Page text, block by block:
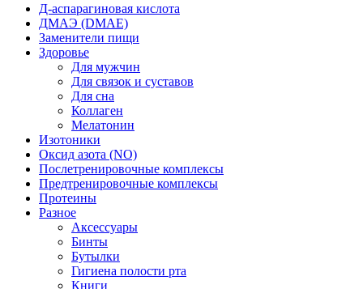
Д-аспарагиновая кислота
ДМАЭ (DMAE)
Заменители пищи
Здоровье
Для мужчин
Для связок и суставов
Для сна
Коллаген
Мелатонин
Изотоники
Оксид азота (NO)
Послетренировочные комплексы
Предтренировочные комплексы
Протеины
Разное
Аксессуары
Бинты
Бутылки
Гигиена полости рта
Книги